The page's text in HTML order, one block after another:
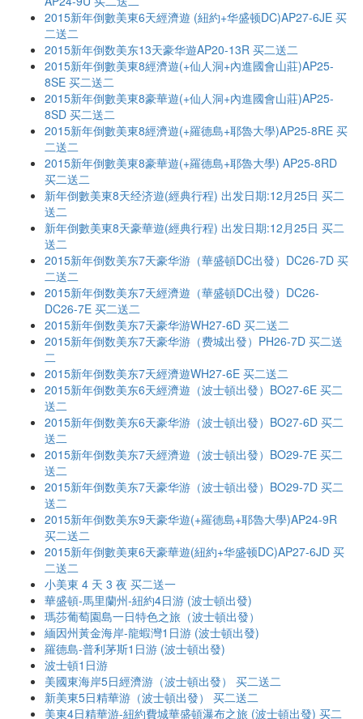
2015新年倒數美東6天經濟遊 (紐約+华盛顿DC)AP27-6JE 买
二送二
2015新年倒数美东13天豪华遊AP20-13R 买二送二
2015新年倒數美東8經濟遊(+仙人洞+內進國會山莊)AP25-
8SE 买二送二
2015新年倒數美東8豪華遊(+仙人洞+內進國會山莊)AP25-
8SD 买二送二
2015新年倒數美東8經濟遊(+羅德島+耶魯大學)AP25-8RE 买
二送二
2015新年倒數美東8豪華遊(+羅德島+耶魯大學) AP25-8RD
买二送二
新年倒數美東8天经济遊(經典行程) 出发日期:12月25日 买二
送二
新年倒數美東8天豪華遊(經典行程) 出发日期:12月25日 买二
送二
2015新年倒数美东7天豪华游（華盛頓DC出發）DC26-7D 买
二送二
2015新年倒数美东7天經濟遊（華盛頓DC出發）DC26-
DC26-7E 买二送二
2015新年倒数美东7天豪华游WH27-6D 买二送二
2015新年倒数美东7天豪华游（费城出發）PH26-7D 买二送
二
2015新年倒数美东7天經濟遊WH27-6E 买二送二
2015新年倒数美东6天經濟遊（波士頓出發）BO27-6E 买二
送二
2015新年倒数美东6天豪华游（波士頓出發）BO27-6D 买二
送二
2015新年倒数美东7天經濟遊（波士頓出發）BO29-7E 买二
送二
2015新年倒数美东7天豪华游（波士頓出發）BO29-7D 买二
送二
2015新年倒数美东9天豪华遊(+羅德島+耶魯大學)AP24-9R
买二送二
2015新年倒數美東6天豪華遊(紐約+华盛顿DC)AP27-6JD 买
二送二
小美東 4 天 3 夜 买二送一
華盛頓-馬里蘭州-紐約4日游 (波士頓出發)
瑪莎葡萄園島一日特色之旅（波士頓出發）
緬因州黃金海岸-龍蝦灣1日游 (波士頓出發)
羅德島-普利茅斯1日游 (波士頓出發)
波士頓1日游
美國東海岸5日經濟游（波士頓出發） 买二送二
新美東5日精華游（波士頓出發） 买二送二
美東4日精華游-紐約費城華盛頓瀑布之旅 (波士頓出發) 买二